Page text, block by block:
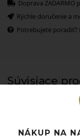
Doprava ZADARMO
Rýchle doručenie a
Potrebujete poradiť?
Súvisiace
NÁKUP NA